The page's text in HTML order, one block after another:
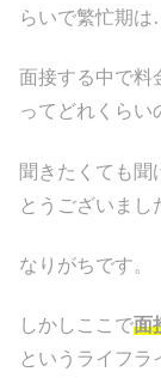
らいで繁忙期
面接する中で料
ってどれくら
聞きたくても
とうございまし
なりがちです。
しかしここで面
というライフラ